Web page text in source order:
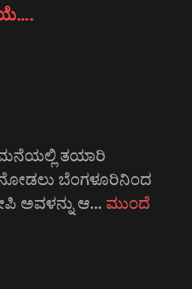
ತಯಾರಿ
ನೋಡಲು ಬೆಂಗಳೂರಿನಿಂದ
ಅವಳನ್ನು ಆ… ಮುಂದೆ